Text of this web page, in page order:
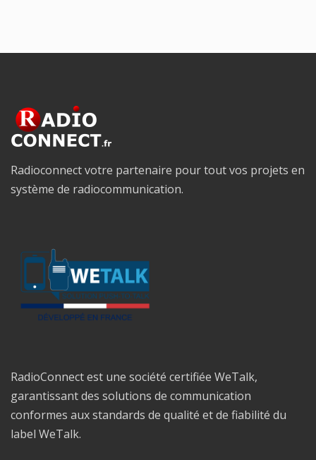
Radioconnect votre partenaire pour tout vos projets en
système de radiocommunication.
RadioConnect est une société certifiée WeTalk,
garantissant des solutions de communication
conformes aux standards de qualité et de fiabilité du
label WeTalk.